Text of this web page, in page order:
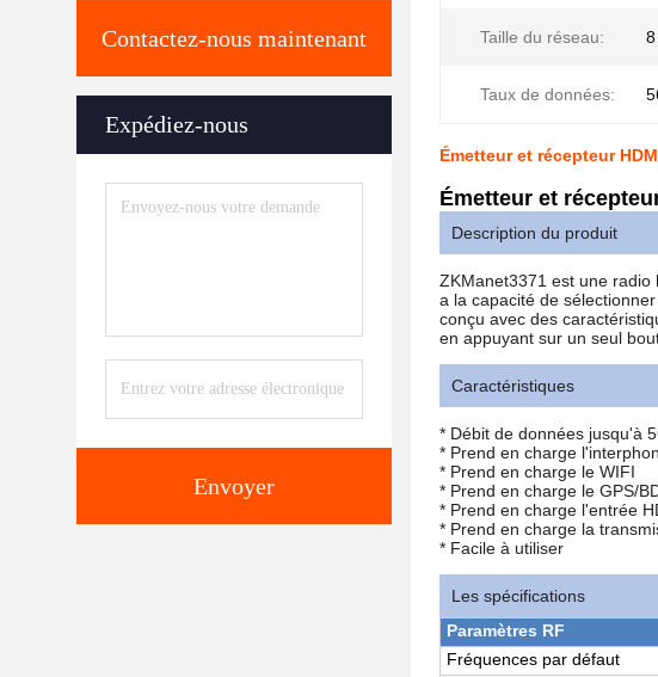
Contactez-nous maintenant
Expédiez-nous
Envoyer
Taille du réseau:
Taux de données:
Émetteur et récepteur
Émetteur et
Description du produit
ZKManet3371 est une
a la capacité de
conçu avec des
en appuyant sur un seul
Caractéristiques
* Débit de données jusqu'à
* Prend en charge
* Prend en charge le WIFI
* Prend en charge le GPS/
* Prend en charge l'entrée
* Prend en charge la
* Facile à utiliser
Les spécifications
Paramètres RF
Fréquences par défaut